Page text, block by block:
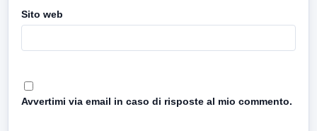
Sito web
Avvertimi via email in caso di risposte al mio commento.